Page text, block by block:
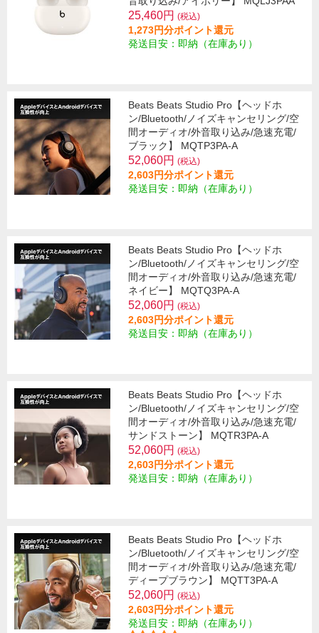
25,460円 (税込)
1,273円分ポイント還元
発送目安：即納（在庫あり）
Beats Beats Studio Pro【ヘッドホ
ン/Bluetooth/ノイズキャンセリング/空
間オーディオ/外音取り込み/急速充電/
ブラック】 MQTP3PA-A
52,060円 (税込)
2,603円分ポイント還元
発送目安：即納（在庫あり）
Beats Beats Studio Pro【ヘッドホ
ン/Bluetooth/ノイズキャンセリング/空
間オーディオ/外音取り込み/急速充電/
ネイビー】 MQTQ3PA-A
52,060円 (税込)
2,603円分ポイント還元
発送目安：即納（在庫あり）
Beats Beats Studio Pro【ヘッドホ
ン/Bluetooth/ノイズキャンセリング/空
間オーディオ/外音取り込み/急速充電/
サンドストーン】 MQTR3PA-A
52,060円 (税込)
2,603円分ポイント還元
発送目安：即納（在庫あり）
Beats Beats Studio Pro【ヘッドホ
ン/Bluetooth/ノイズキャンセリング/空
間オーディオ/外音取り込み/急速充電/
ディープブラウン】 MQTT3PA-A
52,060円 (税込)
2,603円分ポイント還元
発送目安：即納（在庫あり）